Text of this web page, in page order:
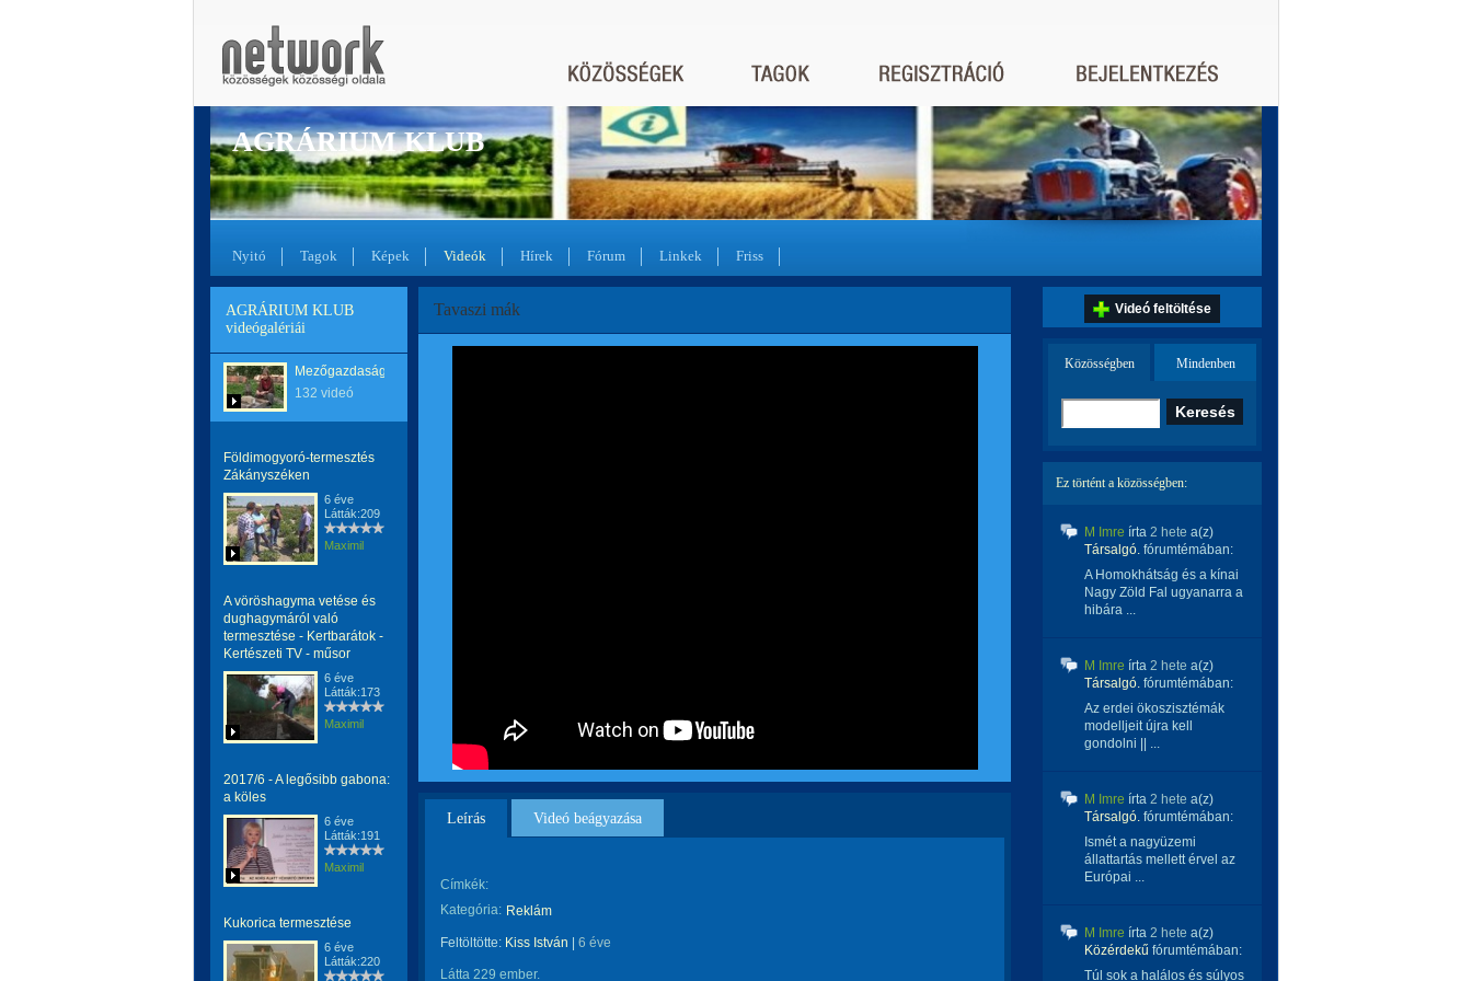
AGRÁRIUM KLUB
Nyitó Tagok Képek Videók Hírek Fórum Linkek Friss
AGRÁRIUM KLUB
videógalériái
Mezőgazdaság
132 videó
Földimogyoró-termesztés
Zákányszéken
6 éve
Látták:209
Maximil
A vöröshagyma vetése és
dughagymáról való
termesztése - Kertbarátok -
Kertészeti TV - műsor
6 éve
Látták:173
Maximil
2017/6 - A legősibb gabona:
a köles
6 éve
Látták:191
Maximil
Kukorica termesztése
6 éve
Látták:220
Tavaszi mák
Leírás Videó beágyazása
Címkék:
Kategória: Reklám
Feltöltötte: Kiss István 6 éve
Látta 229 ember.
Videó feltöltése
Közösségben Mindenben
Ez történt a közösségben:
M Imre írta 2 hete a(z)
Társalgó. fórumtémában:
A Homokhátság és a kínai
Nagy Zöld Fal ugyanarra a
hibára ...
M Imre írta 2 hete a(z)
Társalgó. fórumtémában:
Az erdei ökoszisztémák
modelljeit újra kell
gondolni || ...
M Imre írta 2 hete a(z)
Társalgó. fórumtémában:
Ismét a nagyüzemi
állattartás mellett érvel az
Európai ...
M Imre írta 2 hete a(z)
Közérdekű fórumtémában:
Túl sok a halálos és súlyos